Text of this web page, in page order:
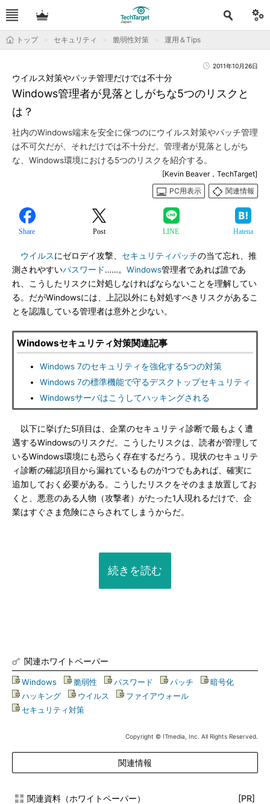
トップ セキュリティ 脆弱性対策 運用＆Tips
2011年10月26日
Windows管理者が見落としがちな5つのリスクと
は？
ウイルス対策やパッチ管理だけでは不十分
社内のWindows端末を安全に保つのにウイルス対策やパッチ管理
は不可欠だが、それだけでは不十分だ。管理者が見落としがち
な、Windows環境における5つのリスクを紹介する。
[Kevin Beaver，TechTarget]
PC用表示
関連情報
Share Post LINE Hatena
ウイルスにゼロデイ攻撃、 セキュリティパッチの当て忘れ、推
測されやすいパスワード……。 Windows管理者であれば誰であ
れ、こうしたリスクに対処しなければならないことを理解してい
る。だがWindowsには、上記以外にも対処すべきリスクがあるこ
とを認識している管理者は意外と少ない。
Windowsセキュリティ対策関連記事
Windows 7のセキュリティを強化する5つの対策
Windows 7の標準機能で守るデスクトップセキュリティ
Windowsサーバはこうしてハッキングされる
以下に挙げた5項目は、企業のセキュリティ診断で最もよく遭
遇するWindowsのリスクだ。こうしたリスクは、読者が管理して
いるWindows環境にも恐らく存在するだろう。現状のセキュリテ
ィ診断の確認項目から漏れているものが1つでもあれば、確実に
追加しておく必要がある。こうしたリスクをそのまま放置してお
くと、悪意のある人物（攻撃者）がたった1人現れるだけで、企
業はすぐさま危険にさらされてしまうからだ。
続きを読む
関連ホワイトペーパー
Windows 脆弱性 パスワード パッチ 暗号化
ハッキング
ウイルス ファイアウォール
セキュリティ対策
Copyright © ITmedia, Inc. All Rights Reserved.
関連情報
関連資料（ホワイトペーパー） [PR]